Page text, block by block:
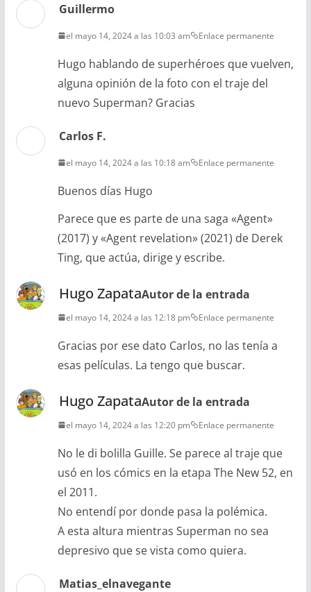
Guillermo
el mayo 14, 2024 a las 10:03 am Enlace permanente
Hugo hablando de superhéroes que vuelven,
alguna opinión de la foto con el traje del
nuevo Superman? Gracias
Carlos F.
el mayo 14, 2024 a las 10:18 am Enlace permanente
Buenos días Hugo
Parece que es parte de una saga «Agent»
(2017) y «Agent revelation» (2021) de Derek
Ting, que actúa, dirige y escribe.
Hugo ZapataAutor de la entrada
el mayo 14, 2024 a las 12:18 pm Enlace permanente
Gracias por ese dato Carlos, no las tenía a
esas películas. La tengo que buscar.
Hugo ZapataAutor de la entrada
el mayo 14, 2024 a las 12:20 pm Enlace permanente
No le di bolilla Guille. Se parece al traje que
usó en los cómics en la etapa The New 52, en
el 2011.
No entendí por donde pasa la polémica.
A esta altura mientras Superman no sea
depresivo que se vista como quiera.
Matias_elnavegante